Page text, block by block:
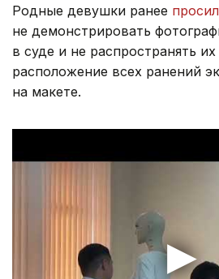
Родные девушки ранее
не демонстрировать
в суде и не распространять
расположение всех ранений
на макете.